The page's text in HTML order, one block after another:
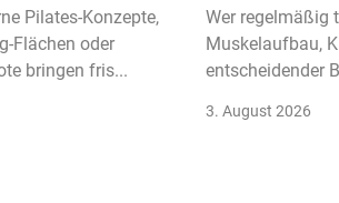
Pilates-Konzepte,
Flächen oder
bringen fris...
Wer regelmäßig
Muskelaufbau,
entscheidender
3. August 2026